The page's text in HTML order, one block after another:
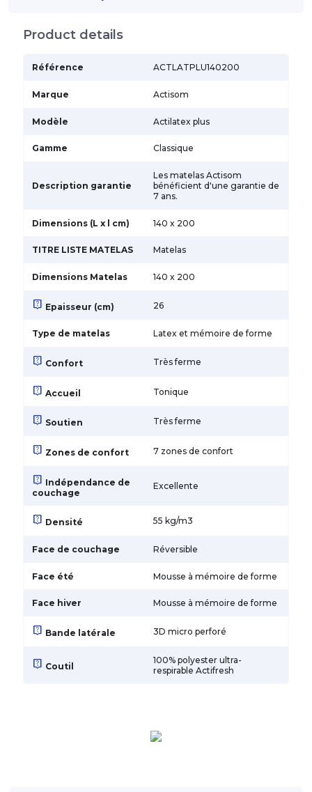
Product details
Référence ACTLATPLU140200
Marque Actisom
Modèle Actilatex plus
Gamme Classique
Description garantie
Les matelas Actisom
bénéficient d'une garantie de
7 ans.
Dimensions (L x l cm) 140 x 200
TITRE LISTE MATELAS Matelas
Dimensions Matelas 140 x 200
live_help Epaisseur (cm) 26
Type de matelas Latex et mémoire de forme
live_help Confort Très ferme
live_help Accueil Tonique
live_help Soutien Très ferme
live_help Zones de confort 7 zones de confort
live_help Indépendance de
couchage
Excellente
live_help Densité 55 kg/m3
Face de couchage Réversible
Face été Mousse à mémoire de forme
Face hiver Mousse à mémoire de forme
live_help Bande latérale 3D micro perforé
live_help Coutil
100% polyester ultra-
respirable Actifresh